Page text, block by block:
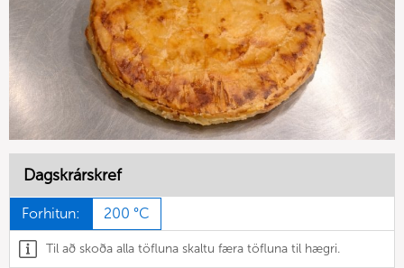
Dagskrárskref
Forhitun: 200 °C
Til að skoða alla töfluna skaltu færa töfluna til hægri.